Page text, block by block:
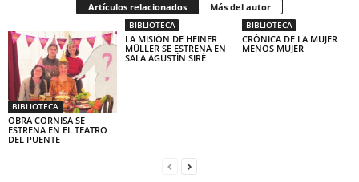
Artículos relacionados Más del autor
BIBLIOTECA
OBRA CORNISA SE
ESTRENA EN EL TEATRO
DEL PUENTE
BIBLIOTECA
LA MISIÓN DE HEINER
MÜLLER SE ESTRENA EN
SALA AGUSTÍN SIRÉ
BIBLIOTECA
CRÓNICA DE LA MUJER
MENOS MUJER